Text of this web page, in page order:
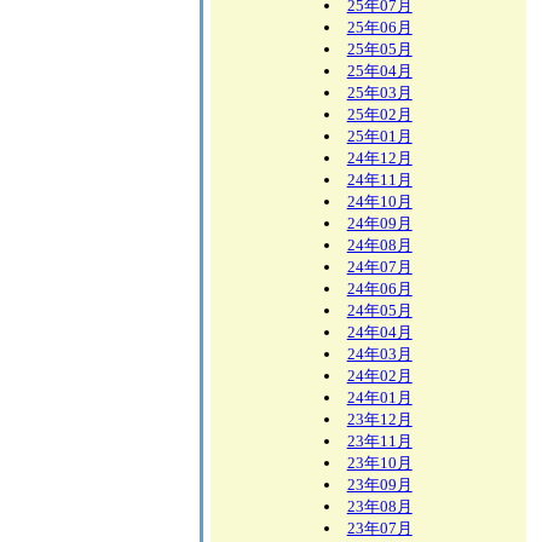
25年07月
25年06月
25年05月
25年04月
25年03月
25年02月
25年01月
24年12月
24年11月
24年10月
24年09月
24年08月
24年07月
24年06月
24年05月
24年04月
24年03月
24年02月
24年01月
23年12月
23年11月
23年10月
23年09月
23年08月
23年07月